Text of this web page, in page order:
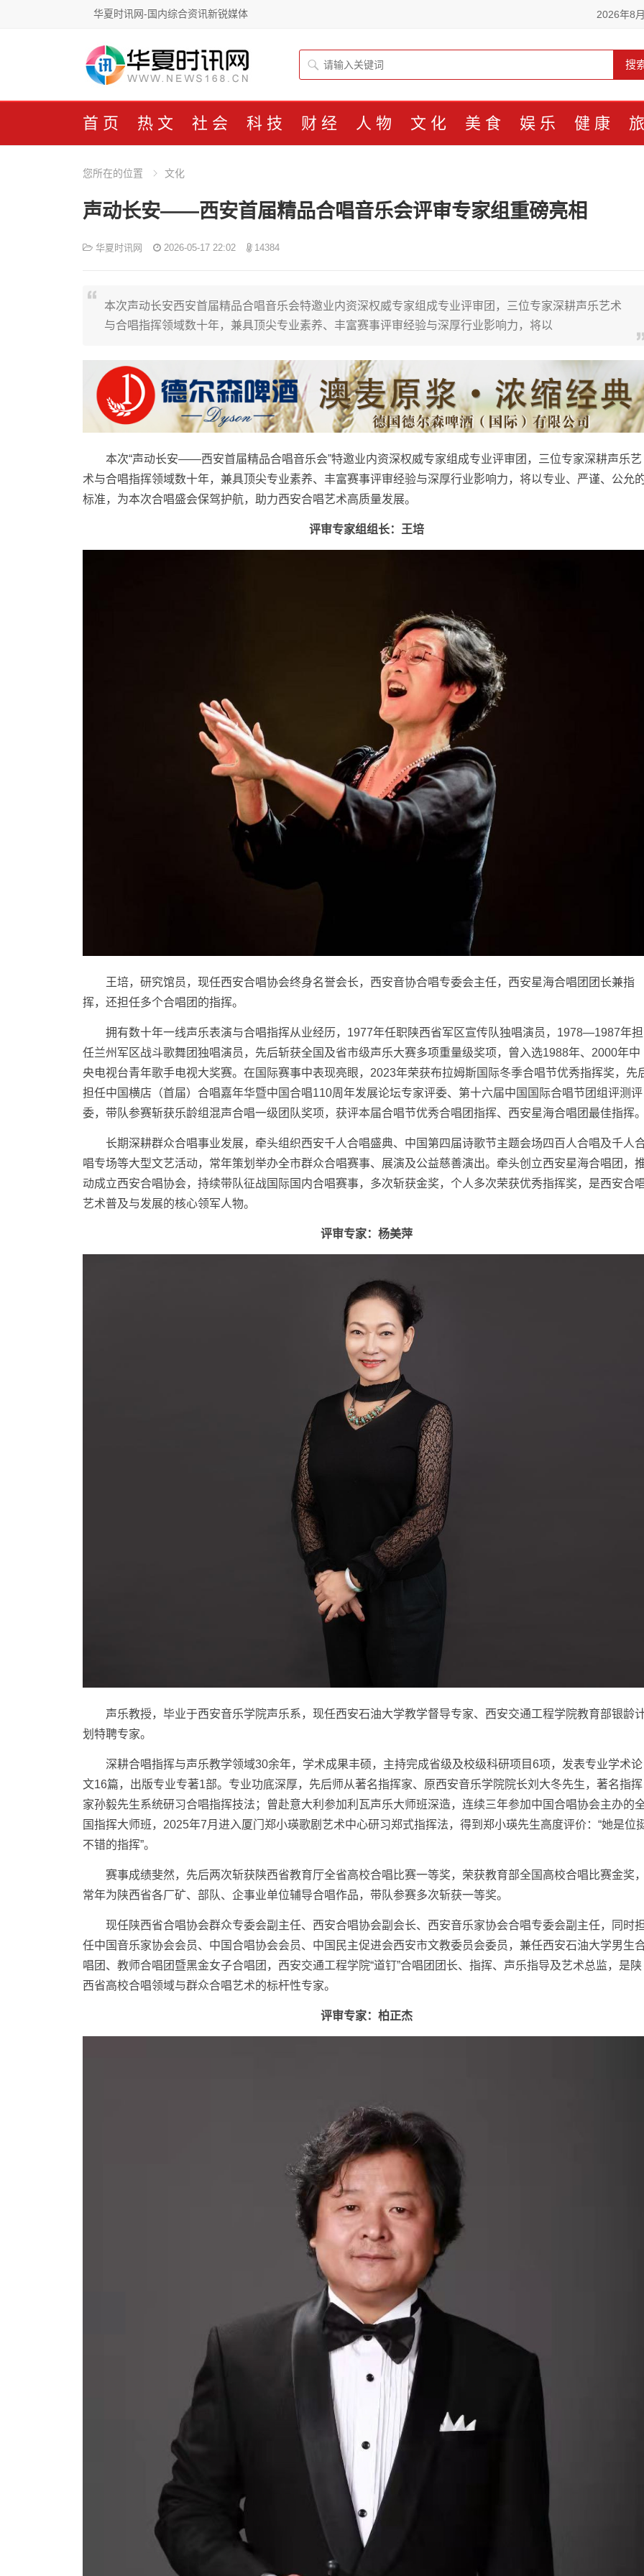
华夏时讯网-国内综合资讯新锐媒体 2026年8
搜
首页 热文 社会 科技 财经 人物 文化 美食 娱乐 健康
您所在的位置 文化
声动长安——西安首届精品合唱音乐会评审专家组重磅亮相
华夏时讯网 2026-05-17 22:02 14384
本次声动长安西安首届精品合唱音乐会特邀业内资深权威专家组成专业评审团，三位专家深耕声乐艺术
与合唱指挥领域数十年，兼具顶尖专业素养、丰富赛事评审经验与深厚行业影响力，将以
本次“声动长安——西安首届精品合唱音乐会”特邀业内资深权威专家组成专业评审团，三位专家深耕声乐艺
术与合唱指挥领域数十年，兼具顶尖专业素养、丰富赛事评审经验与深厚行业影响力，将以专业、严谨、公允
标准，为本次合唱盛会保驾护航，助力西安合唱艺术高质量发展。
评审专家组组长：王培
王培，研究馆员，现任西安合唱协会终身名誉会长，西安音协合唱专委会主任，西安星海合唱团团长兼指
挥，还担任多个合唱团的指挥。
拥有数十年一线声乐表演与合唱指挥从业经历，1977年任职陕西省军区宣传队独唱演员，1978—1987年担
任兰州军区战斗歌舞团独唱演员，先后斩获全国及省市级声乐大赛多项重量级奖项，曾入选1988年、2000年中
央电视台青年歌手电视大奖赛。在国际赛事中表现亮眼，2023年荣获布拉姆斯国际冬季合唱节优秀指挥奖，先
担任中国横店（首届）合唱嘉年华暨中国合唱110周年发展论坛专家评委、第十六届中国国际合唱节团组评测评
委，带队参赛斩获乐龄组混声合唱一级团队奖项，获评本届合唱节优秀合唱团指挥、西安星海合唱团最佳指挥。
长期深耕群众合唱事业发展，牵头组织西安千人合唱盛典、中国第四届诗歌节主题会场四百人合唱及千人
唱专场等大型文艺活动，常年策划举办全市群众合唱赛事、展演及公益慈善演出。牵头创立西安星海合唱团，
动成立西安合唱协会，持续带队征战国际国内合唱赛事，多次斩获金奖，个人多次荣获优秀指挥奖，是西安合
艺术普及与发展的核心领军人物。
评审专家：杨美萍
声乐教授，毕业于西安音乐学院声乐系，现任西安石油大学教学督导专家、西安交通工程学院教育部银龄
划特聘专家。
深耕合唱指挥与声乐教学领域30余年，学术成果丰硕，主持完成省级及校级科研项目6项，发表专业学术论
文16篇，出版专业专著1部。专业功底深厚，先后师从著名指挥家、原西安音乐学院院长刘大冬先生，著名指挥
家孙毅先生系统研习合唱指挥技法；曾赴意大利参加利瓦声乐大师班深造，连续三年参加中国合唱协会主办的
国指挥大师班，2025年7月进入厦门郑小瑛歌剧艺术中心研习郑式指挥法，得到郑小瑛先生高度评价：“她是位
不错的指挥”。
赛事成绩斐然，先后两次斩获陕西省教育厅全省高校合唱比赛一等奖，荣获教育部全国高校合唱比赛金奖，
常年为陕西省各厂矿、部队、企事业单位辅导合唱作品，带队参赛多次斩获一等奖。
现任陕西省合唱协会群众专委会副主任、西安合唱协会副会长、西安音乐家协会合唱专委会副主任，同时担
任中国音乐家协会会员、中国合唱协会会员、中国民主促进会西安市文教委员会委员，兼任西安石油大学男生
唱团、教师合唱团暨黑金女子合唱团，西安交通工程学院“道钉”合唱团团长、指挥、声乐指导及艺术总监，是陕
西省高校合唱领域与群众合唱艺术的标杆性专家。
评审专家：柏正杰